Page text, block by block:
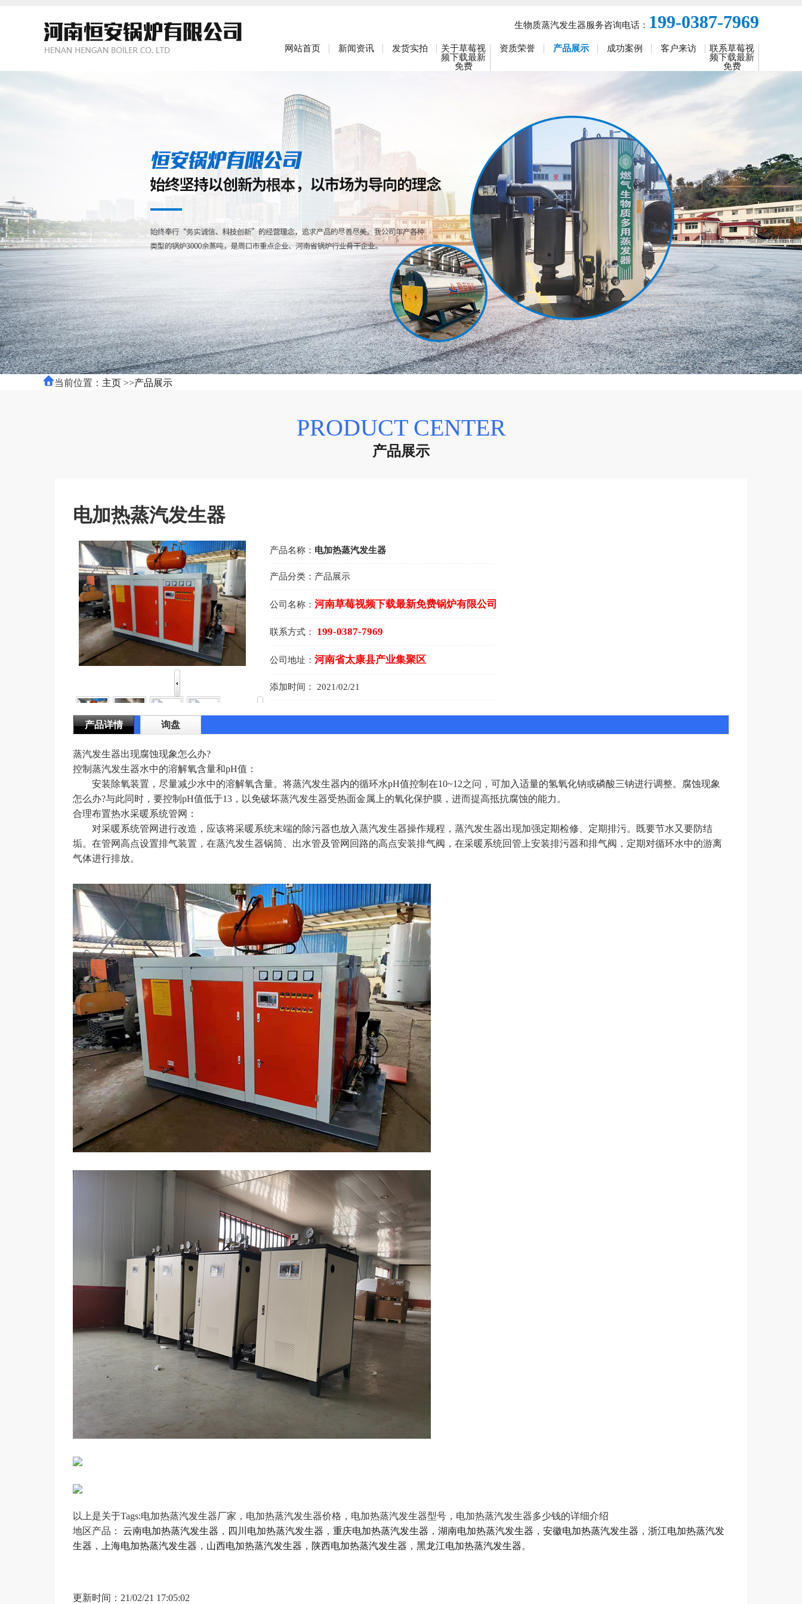
生物质蒸汽发生器服务咨询电话： 199-0387-7969
网站首页 新闻资讯 发货实拍
关于草莓视
频下载最新
免费
资质荣誉 产品展示 成功案例 客户来访
联系草莓视
频下载最新
免费
当前位置： 主页 >>产品展示
PRODUCT CENTER
产品展示
电加热蒸汽发生器
产品名称： 电加热蒸汽发生器
产品分类： 产品展示
公司名称： 河南草莓视频下载最新免费锅炉有限公司
联系方式： 199-0387-7969
公司地址： 河南省太康县产业集聚区
添加时间： 2021/02/21
产品详情 询盘
蒸汽发生器出现腐蚀现象怎么办?
控制蒸汽发生器水中的溶解氧含量和pH值：
安装除氧装置，尽量减少水中的溶解氧含量。将蒸汽发生器内的循环水pH值控制在10~12之问，可加入适量的氢氧化钠或磷酸三钠进行调整。腐蚀现象
怎么办?与此同时，要控制pH值低于13，以免破坏蒸汽发生器受热面金属上的氧化保护膜，进而提高抵抗腐蚀的能力。
合理布置热水采暖系统管网：
对采暖系统管网进行改造，应该将采暖系统末端的除污器也放入蒸汽发生器操作规程，蒸汽发生器出现加强定期检修、定期排污。既要节水又要防结
垢。在管网高点设置排气装置，在蒸汽发生器锅筒、出水管及管网回路的高点安装排气阀，在采暖系统回管上安装排污器和排气阀，定期对循环水中的游离
气体进行排放。
以上是关于Tags:电加热蒸汽发生器厂家，电加热蒸汽发生器价格，电加热蒸汽发生器型号，电加热蒸汽发生器多少钱的详细介绍
地区产品： 云南电加热蒸汽发生器 ， 四川电加热蒸汽发生器 ， 重庆电加热蒸汽发生器 ， 湖南电加热蒸汽发生器 ， 安徽电加热蒸汽发生器 ， 浙江电加热蒸汽发
生器 ， 上海电加热蒸汽发生器 ， 山西电加热蒸汽发生器 ， 陕西电加热蒸汽发生器 ， 黑龙江电加热蒸汽发生器。
更新时间：21/02/21 17:05:02